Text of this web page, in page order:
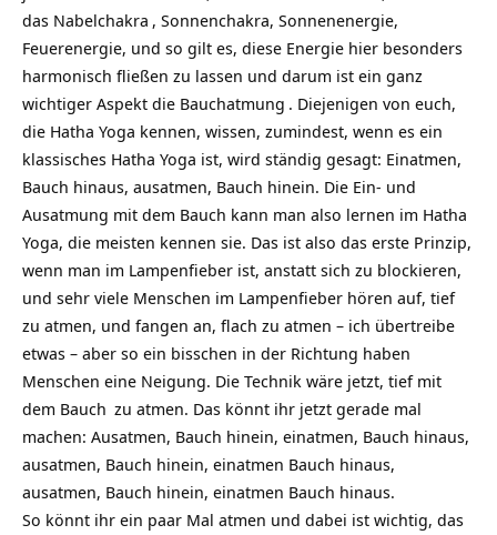
das Nabelchakra , Sonnenchakra, Sonnenenergie,
Feuerenergie, und so gilt es, diese Energie hier besonders
harmonisch fließen zu lassen und darum ist ein ganz
wichtiger Aspekt die Bauchatmung . Diejenigen von euch,
die Hatha Yoga kennen, wissen, zumindest, wenn es ein
klassisches Hatha Yoga ist, wird ständig gesagt: Einatmen,
Bauch hinaus, ausatmen, Bauch hinein. Die Ein- und
Ausatmung mit dem Bauch kann man also lernen im Hatha
Yoga, die meisten kennen sie. Das ist also das erste Prinzip,
wenn man im Lampenfieber ist, anstatt sich zu blockieren,
und sehr viele Menschen im Lampenfieber hören auf, tief
zu atmen, und fangen an, flach zu atmen – ich übertreibe
etwas – aber so ein bisschen in der Richtung haben
Menschen eine Neigung. Die Technik wäre jetzt, tief mit
dem Bauch zu atmen. Das könnt ihr jetzt gerade mal
machen: Ausatmen, Bauch hinein, einatmen, Bauch hinaus,
ausatmen, Bauch hinein, einatmen Bauch hinaus,
ausatmen, Bauch hinein, einatmen Bauch hinaus.
So könnt ihr ein paar Mal atmen und dabei ist wichtig, das